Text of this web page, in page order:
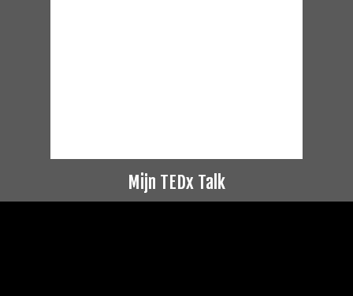
Mijn TEDx Talk